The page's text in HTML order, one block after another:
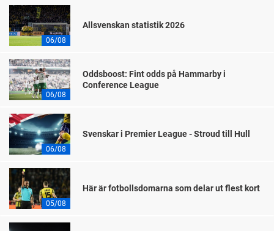
06/08
Allsvenskan statistik 2026
06/08
Oddsboost: Fint odds på Hammarby i
Conference League
06/08
Svenskar i Premier League - Stroud till Hull
05/08
Här är fotbollsdomarna som delar ut flest kort